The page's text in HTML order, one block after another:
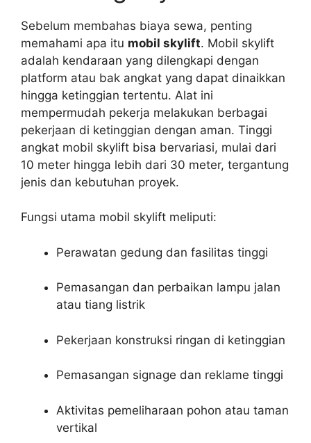
Sebelum membahas biaya sewa, penting
memahami apa itu mobil skylift. Mobil skylift
adalah kendaraan yang dilengkapi dengan
platform atau bak angkat yang dapat dinaikkan
hingga ketinggian tertentu. Alat ini
mempermudah pekerja melakukan berbagai
pekerjaan di ketinggian dengan aman. Tinggi
angkat mobil skylift bisa bervariasi, mulai dari
10 meter hingga lebih dari 30 meter, tergantung
jenis dan kebutuhan proyek.
Fungsi utama mobil skylift meliputi:
Perawatan gedung dan fasilitas tinggi
Pemasangan dan perbaikan lampu jalan
atau tiang listrik
Pekerjaan konstruksi ringan di ketinggian
Pemasangan signage dan reklame tinggi
Aktivitas pemeliharaan pohon atau taman
vertikal